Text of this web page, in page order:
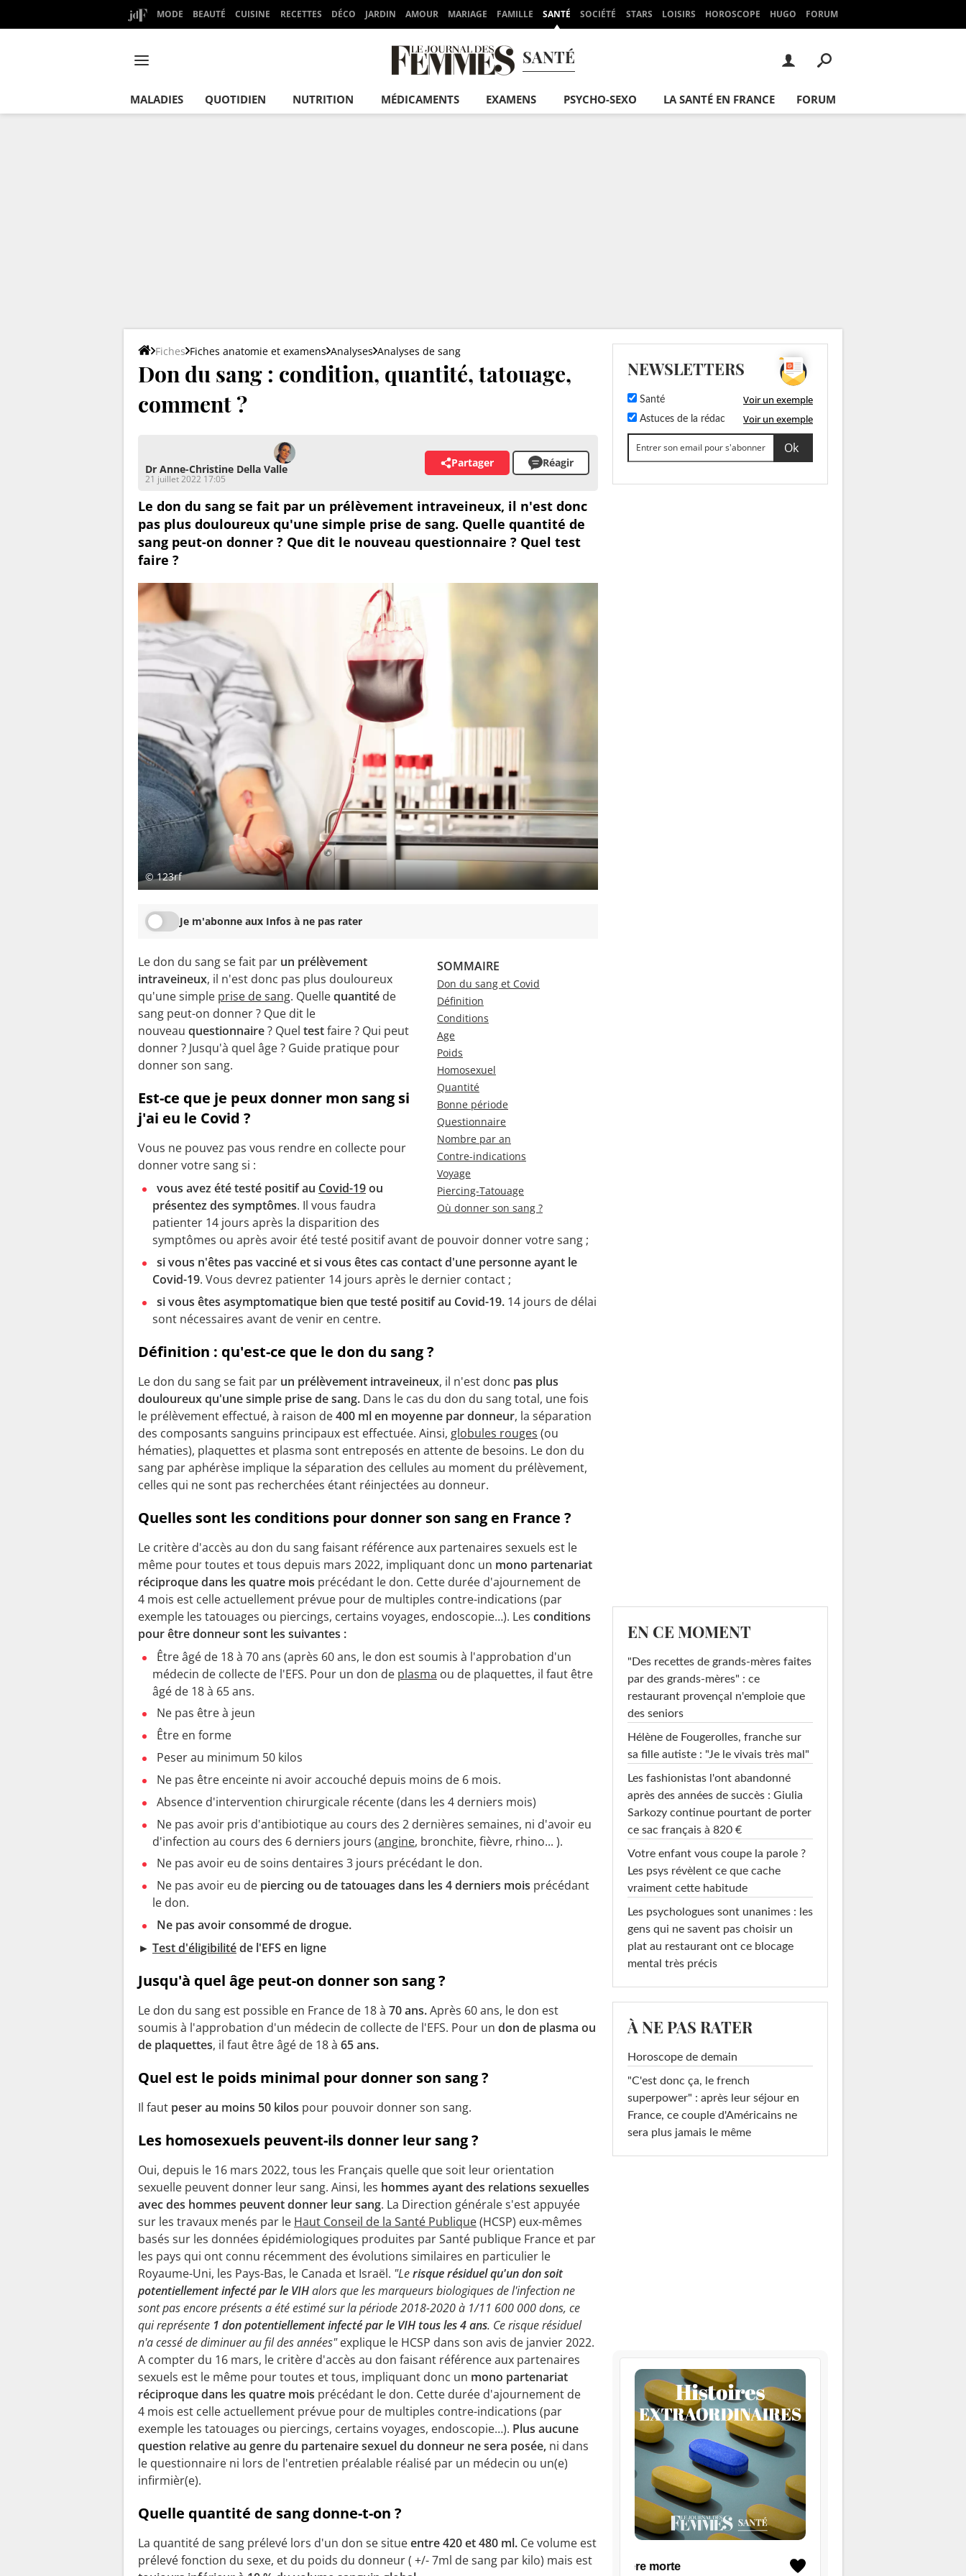
MODE BEAUTÉ CUISINE RECETTES DÉCO JARDIN AMOUR MARIAGE FAMILLE SANTÉ SOCIÉTÉ STARS LOISIRS HOROSCOPE HUGO FORUM
SANTÉ
MALADIES QUOTIDIEN NUTRITION MÉDICAMENTS EXAMENS PSYCHO-SEXO LA SANTÉ EN FRANCE FORUM
Fiches Fiches anatomie et examens Analyses Analyses de sang
Don du sang : condition, quantité, tatouage,
comment ?
Dr Anne-Christine Della Valle
21 juillet 2022 17:05
Partager Réagir
Le don du sang se fait par un prélèvement intraveineux, il n'est donc
pas plus douloureux qu'une simple prise de sang. Quelle quantité de
sang peut-on donner ? Que dit le nouveau questionnaire ? Quel test
faire ?
© 123rf
Je m'abonne aux Infos à ne pas rater
SOMMAIRE
Don du sang et Covid
Définition
Conditions
Age
Poids
Homosexuel
Quantité
Bonne période
Questionnaire
Nombre par an
Contre-indications
Voyage
Piercing-Tatouage
Où donner son sang ?
Le don du sang se fait par un prélèvement
intraveineux, il n'est donc pas plus douloureux
qu'une simple prise de sang. Quellequantité de
sang peut-on donner ? Que dit le
nouveau questionnaire? Quel testfaire ? Qui peut
donner ? Jusqu'à quel âge ? Guide pratique pour
donner son sang.
Est-ce que je peux donner mon sang si
j'ai eu le Covid ?
Vous ne pouvez pas vous rendre en collecte pour
donner votre sang si :
vous avez été testé positif au Covid-19ou
présentez des symptômes. Il vous faudra
patienter 14 jours après la disparition des
symptômes ou après avoir été testé positif avant de pouvoir donner votre sang ;
si vous n'êtes pas vacciné et si vous êtes cas contact d'une personne ayant le
Covid-19. Vous devrez patienter 14 jours après le dernier contact ;
si vous êtes asymptomatique bien que testé positif au Covid-19. 14 jours de délai
sont nécessaires avant de venir en centre.
Définition : qu'est-ce que le don du sang ?
Le don du sang se fait par un prélèvement intraveineux, il n'est donc pas plus
douloureux qu'une simple prise de sang. Dans le cas du don du sang total, une fois
le prélèvement effectué, à raison de400 ml en moyenne par donneur, la séparation
des composants sanguins principaux est effectuée. Ainsi, globules rouges (ou
hématies), plaquettes et plasma sont entreposés en attente de besoins. Le don du
sang par aphérèse implique la séparation des cellules au moment du prélèvement,
celles qui ne sont pas recherchées étant réinjectées au donneur.
Quelles sont les conditions pour donner son sang en France ?
Le critère d'accès au don du sang faisant référence aux partenaires sexuels est le
même pour toutes et tous depuis mars 2022, impliquant donc un mono partenariat
réciproque dans les quatre mois précédant le don. Cette durée d'ajournement de
4 mois est celle actuellement prévue pour de multiples contre-indications (par
exemple les tatouages ou piercings, certains voyages, endoscopie…). Les conditions
pour être donneur sont les suivantes :
Être âgé de 18 à 70 ans (après 60 ans, le don est soumis à l'approbation d'un
médecin de collecte de l'EFS. Pour un don de plasma ou de plaquettes, il faut être
âgé de 18 à 65 ans.
Ne pas être à jeun
Être en forme
Peser au minimum 50 kilos
Ne pas être enceinte ni avoir accouché depuis moins de 6 mois.
Absence d'intervention chirurgicale récente (dans les 4 derniers mois)
Ne pas avoir pris d'antibiotique au cours des 2 dernières semaines, ni d'avoir eu
d'infection au cours des 6 derniers jours (angine, bronchite, fièvre, rhino... ).
Ne pas avoir eu de soins dentaires 3 jours précédant le don.
Ne pas avoir eu de piercing ou de tatouages dans les 4 derniers mois précédant
le don.
Ne pas avoir consommé de drogue.
► Test d'éligibilitéde l'EFS en ligne
Jusqu'à quel âge peut-on donner son sang ?
Le don du sang est possible en France de 18 à 70 ans.Après 60 ans, le don est
soumis à l'approbation d'un médecin de collecte de l'EFS. Pour un don de plasma ou
de plaquettes, il faut être âgé de 18 à 65 ans.
Quel est le poids minimal pour donner son sang ?
Il faut peser au moins 50 kilos pour pouvoir donner son sang.
Les homosexuels peuvent-ils donner leur sang ?
Oui, depuis le 16 mars 2022, tous les Français quelle que soit leur orientation
sexuelle peuvent donner leur sang. Ainsi, les hommes ayant des relations sexuelles
avec des hommes peuvent donner leur sang. La Direction générale s'est appuyée
sur les travaux menés par le Haut Conseil de la Santé Publique(HCSP) eux-mêmes
basés sur les données épidémiologiques produites par Santé publique France et par
les pays qui ont connu récemment des évolutions similaires en particulier le
Royaume-Uni, les Pays-Bas, le Canada et Israël. "Lerisque résiduel qu'un don soit
potentiellement infecté par le VIHalors que les marqueurs biologiques de l'infection ne
sont pas encore présents a été estimé sur la période 2018-2020 à 1/11 600 000 dons, ce
qui représente 1 don potentiellement infecté par le VIH tous les 4 ans. Ce risque résiduel
n'a cessé de diminuer au fil des années"explique le HCSP dans son avis de janvier 2022.
A compter du 16 mars, le critère d'accès au don faisant référence aux partenaires
sexuels est le même pour toutes et tous, impliquant donc un mono partenariat
réciproque dans les quatre mois précédant le don. Cette durée d'ajournement de
4 mois est celle actuellement prévue pour de multiples contre-indications (par
exemple les tatouages ou piercings, certains voyages, endoscopie…). Plus aucune
question relative au genre du partenaire sexuel du donneur ne sera posée, ni dans
le questionnaire ni lors de l'entretien préalable réalisé par un médecin ou un(e)
infirmièr(e).
Quelle quantité de sang donne-t-on ?
La quantité de sang prélevé lors d'un don se situeentre 420 et 480 ml. Ce volume est
prélevé fonction du sexe, et du poids du donneur ( +/- 7ml de sang par kilo) mais est
NEWSLETTERS
Santé Voir un exemple
Astuces de la rédac Voir un exemple
EN CE MOMENT
"Des recettes de grands-mères faites
par des grands-mères" : ce
restaurant provençal n'emploie que
des seniors
Hélène de Fougerolles, franche sur
sa fille autiste : "Je le vivais très mal"
Les fashionistas l'ont abandonné
après des années de succès : Giulia
Sarkozy continue pourtant de porter
ce sac français à 820 €
Votre enfant vous coupe la parole ?
Les psys révèlent ce que cache
vraiment cette habitude
Les psychologues sont unanimes : les
gens qui ne savent pas choisir un
plat au restaurant ont ce blocage
mental très précis
À NE PAS RATER
Horoscope de demain
"C'est donc ça, le french
superpower" : après leur séjour en
France, ce couple d'Américains ne
sera plus jamais le même